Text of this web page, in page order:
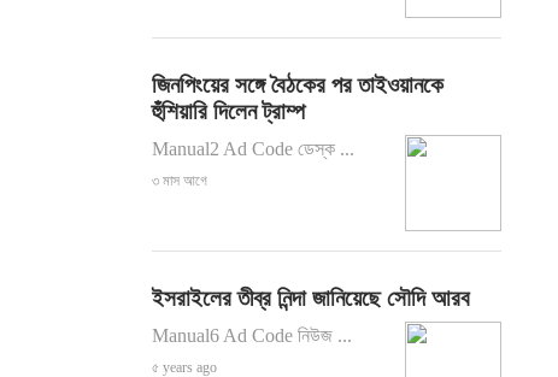
জিনপিংয়ের সঙ্গে বৈঠকের পর তাইওয়ানকে
হুঁশিয়ারি দিলেন ট্রাম্প
Manual2 Ad Code ডেস্ক ...
৩ মাস আগে
ইসরাইলের তীব্র নিন্দা জানিয়েছে সৌদি আরব
Manual6 Ad Code নিউজ ...
৫ years ago